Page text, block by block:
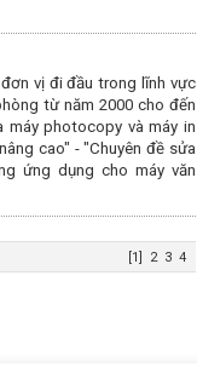
vị đi đầu trong lĩnh vực
từ năm 2000 cho đến
máy photocopy và máy in
cao" - "Chuyên đề sửa
ứng dụng cho máy văn
[1] 2 3 4